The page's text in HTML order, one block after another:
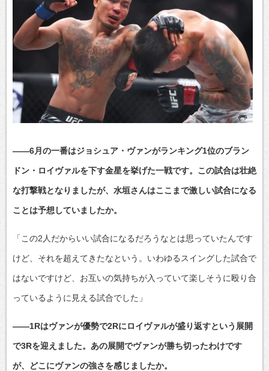
――6月の一番はジョシュア・ヴァンがランキング1位のブラン
ドン・ロイヴァルを下す金星を挙げた一戦です。この試合は壮絶
な打撃戦となりましたが、水垣さんはここまで激しい試合になる
ことは予想していましたか。
「この2人だからいい試合になるだろうなとは思っていたんです
けど、それを超えてきたなという。いわゆるスイングした試合で
はないですけど、お互いの気持ちが入っていて楽しそうに殴り合
っているように見える試合でした」
――1Rはヴァンが優勢で2Rにロイヴァルが盛り返すという展開
で3Rを迎えました。あの展開でヴァンが勝ち切ったわけです
が、どこにヴァンの強さを感じましたか。